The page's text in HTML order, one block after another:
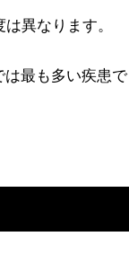
異なります。
は最も多い疾患で